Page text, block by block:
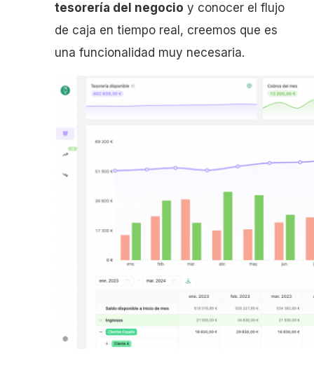
tesorería del negocio y conocer el flujo
de caja en tiempo real, creemos que es
una funcionalidad muy necesaria.